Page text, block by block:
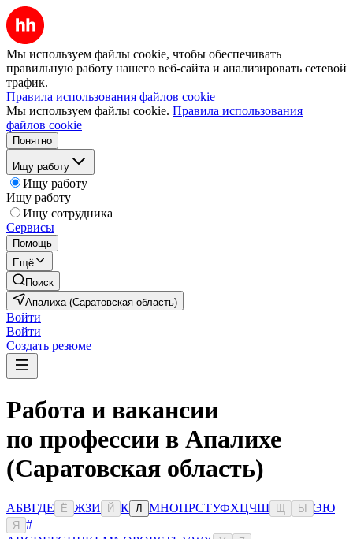
Мы используем файлы cookie, чтобы обеспечивать
правильную работу нашего веб-сайта и анализировать сетевой
трафик.
Правила использования файлов cookie
Мы используем файлы cookie. Правила использования
файлов cookie
Понятно
Ищу работу
Ищу работу
Ищу работу
Ищу сотрудника
Сервисы
Помощь
Ещё
Поиск
Апалиха (Саратовская область)
Войти
Войти
Создать резюме
Работа и вакансии
по профессии в Апалихе
(Саратовская область)
АБВГДЕ Ё ЖЗИ Й К Л МНОПРСТУФХЦЧШ Ы ЭЮ
Я
#